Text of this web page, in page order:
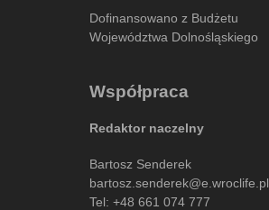
Dofinansowano z Budżetu
Województwa Dolnośląskiego
Współpraca
Redaktor naczelny
Bartosz Senderek
bartosz.senderek@e.wroclife.pl
Tel: +48 661 074 777